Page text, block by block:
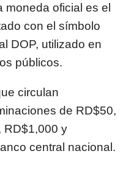
moneda oficial es el
con el símbolo
DOP, utilizado en
públicos.
circulan
de RD$50,
RD$1,000 y
central nacional.